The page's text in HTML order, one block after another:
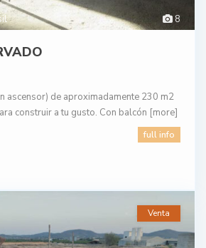
8
ascensor) de aproximadamente 230 m2
construir a tu gusto. Con balcón [more]
full info
Venta